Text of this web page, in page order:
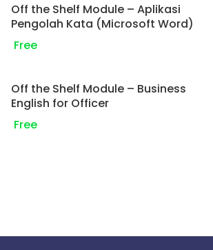
Off the Shelf Module – Aplikasi
Pengolah Kata (Microsoft Word)
Free
Off the Shelf Module – Business
English for Officer
Free